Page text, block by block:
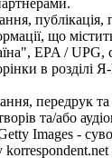
що
EPA / UPG,
в розділі
передрук та
та/або
Images -